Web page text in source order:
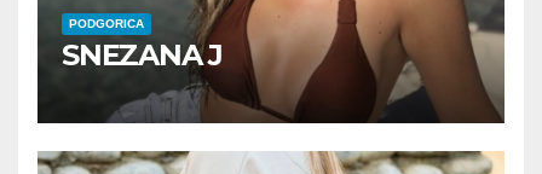
PODGORICA
SNEZANA J